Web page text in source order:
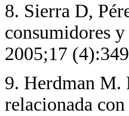
8. Sierra D,
consumidores
2005;17
9. Herdman M.
relacionada